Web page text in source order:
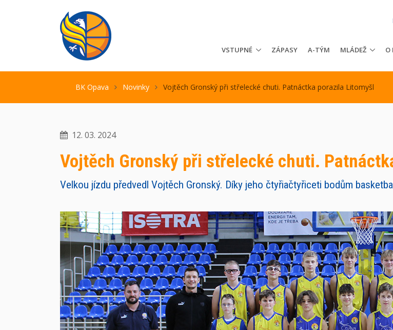
VSTUPNÉ ZÁPASY A-TÝM MLÁDEŽ O
BK Opava Novinky Vojtěch Gronský při střelecké chuti. Patnáctka porazila Litomyšl
12. 03. 2024
Vojtěch Gronský při střelecké chuti.
Velkou jízdu předvedl Vojtěch Gronský. Díky jeho čtyřiačtyřiceti bodům